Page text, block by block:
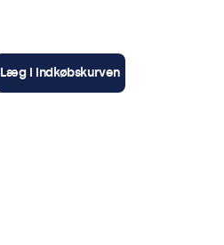
Læg i indkøbskurven